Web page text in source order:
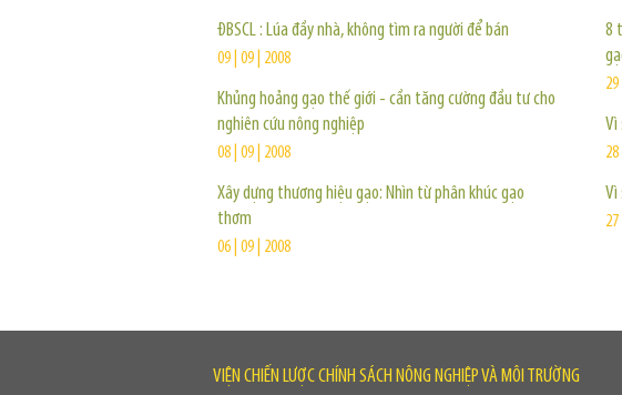
ĐBSCL : Lúa đầy nhà, không tìm ra người để bán
09 | 09 | 2008
Khủng hoảng gạo thế giới - cần tăng cường đầu tư cho
nghiên cứu nông nghiệp
08 | 09 | 2008
Xây dựng thương hiệu gạo: Nhìn từ phân khúc gạo
thơm
06 | 09 | 2008
8
Vì
Vì
VIỆN CHIẾN LƯỢC CHÍNH SÁCH NÔNG NGHIỆP VÀ MÔI TRƯỜNG